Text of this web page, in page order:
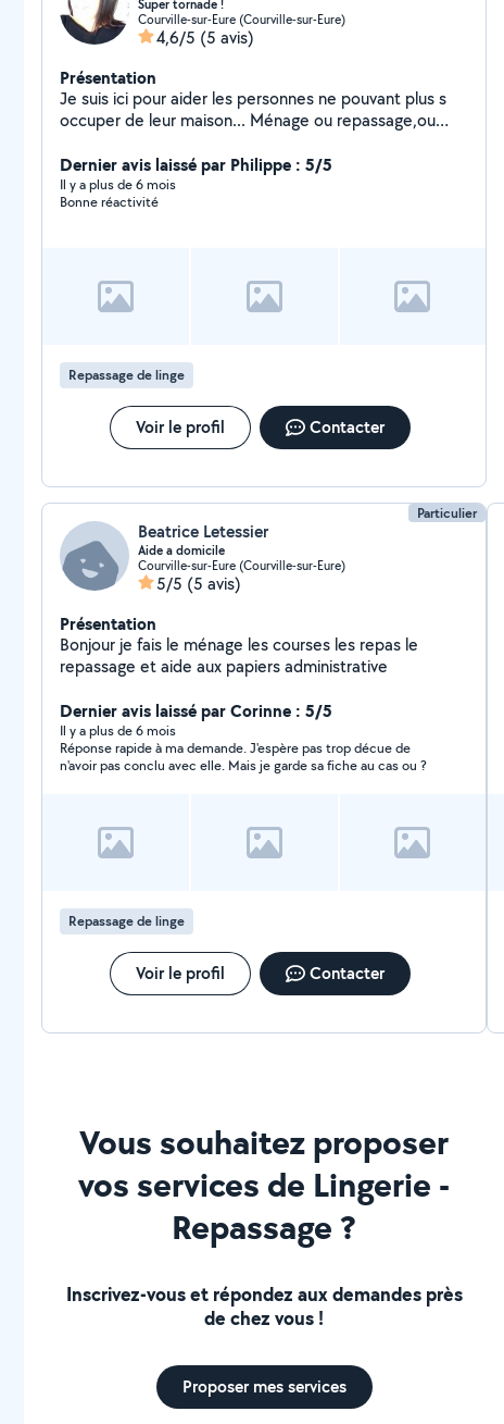
Super tornade !
Courville-sur-Eure (Courville-sur-Eure)
4,6/5 (5 avis)
Présentation
Je suis ici pour aider les personnes ne pouvant plus s
occuper de leur maison... Ménage ou repassage,ou
qualité.. Méticuleuse et sérieuse...pour un plus grand
chantier je peux faire équipe avec une 2eme tornade !!
Vous ne serez pas déçu de ma prestation. A bientôt...n
Dernier avis laissé par Philippe : 5/5
Il y a plus de 6 mois
Bonne réactivité
Repassage de linge
Voir le profil Contacter
Particulier
Beatrice Letessier
Aide a domicile
Courville-sur-Eure (Courville-sur-Eure)
5/5 (5 avis)
Présentation
Bonjour je fais le ménage les courses les repas le
repassage et aide aux papiers administrative
Dernier avis laissé par Corinne : 5/5
Il y a plus de 6 mois
Réponse rapide à ma demande. J'espère pas trop décue de
n'avoir pas conclu avec elle. Mais je garde sa fiche au cas ou ?
Repassage de linge
Voir le profil Contacter
Vous souhaitez proposer
vos services de Lingerie -
Repassage ?
Inscrivez-vous et répondez aux demandes près
de chez vous !
Proposer mes services